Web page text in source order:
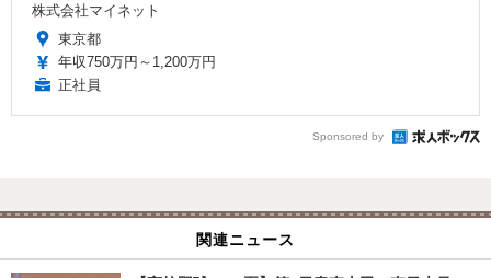
株式会社マイネット
東京都
年収750万円～1,200万円
正社員
Sponsored by
関連ニュース